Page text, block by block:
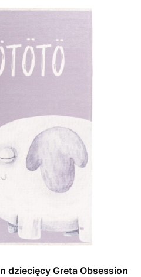
dziecięcy Greta Obsession